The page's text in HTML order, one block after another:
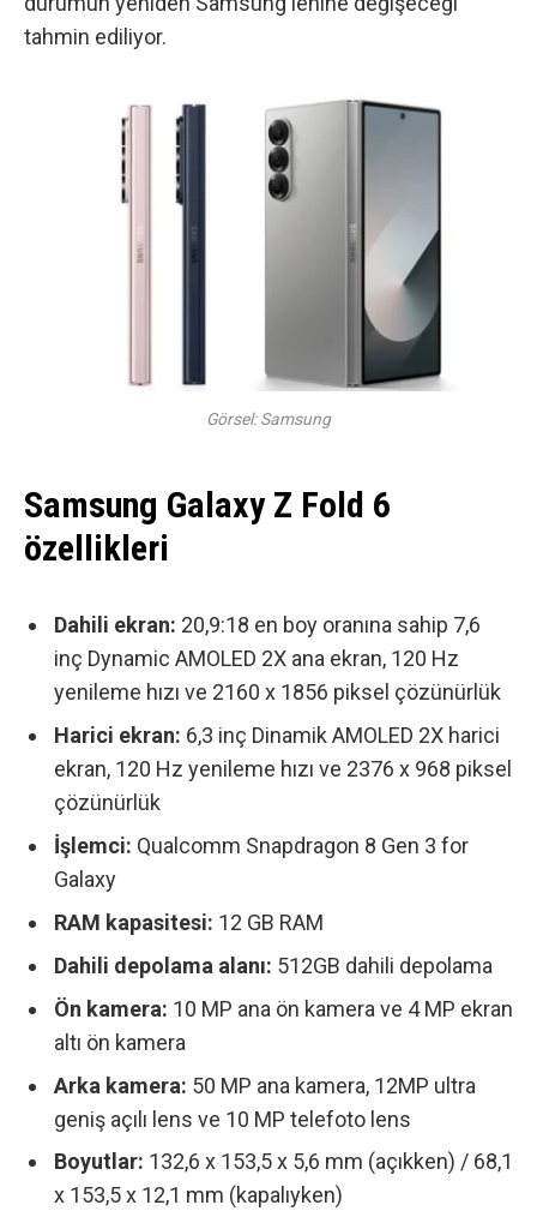
tahmin ediliyor.
Görsel: Samsung
Samsung Galaxy Z Fold 6
özellikleri
Dahili ekran: 20,9:18 ​​en boy oranına sahip 7,6
inç Dynamic AMOLED 2X ana ekran, 120 Hz
yenileme hızı ve 2160 x 1856 piksel çözünürlük
Harici ekran: 6,3 inç Dinamik AMOLED 2X harici
ekran, 120 Hz yenileme hızı ve 2376 x 968 piksel
çözünürlük
İşlemci: Qualcomm Snapdragon 8 Gen 3 for
Galaxy
RAM kapasitesi: 12 GB RAM
Dahili depolama alanı: 512GB dahili depolama
Ön kamera: 10 MP ana ön kamera ve 4 MP ekran
altı ön kamera
Arka kamera: 50 MP ana kamera, 12MP ultra
geniş açılı lens ve 10 MP telefoto lens
Boyutlar: 132,6 x 153,5 x 5,6 mm (açıkken) / 68,1
x 153,5 x 12,1 mm (kapalıyken)